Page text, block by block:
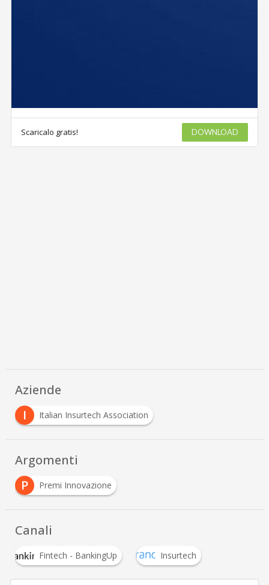
Scaricalo gratis! DOWNLOAD
Aziende
I
Italian Insurtech Association
Argomenti
P
Premi Innovazione
Canali
Fintech - BankingUp Insurtech